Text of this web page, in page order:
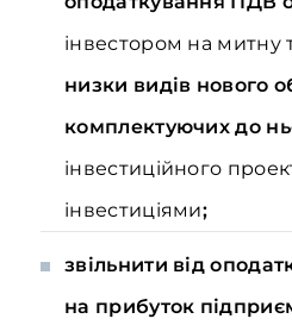
інвестором на митну
низки видів нового
комплектуючих до
інвестиційного
інвестиціями;
звільнити від
на прибуток